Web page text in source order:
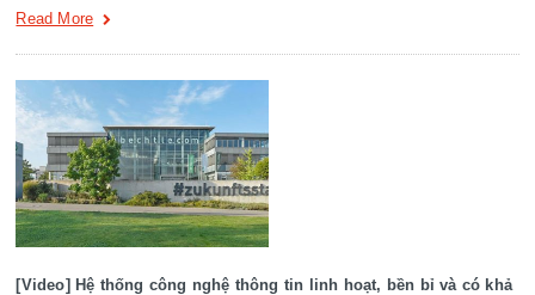
Read More
[Video] Hệ thống công nghệ thông tin linh hoạt, bền bỉ và có khả